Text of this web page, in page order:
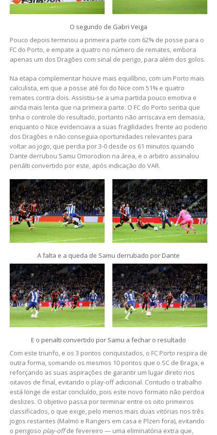
O segundo de Gabri Veiga
Pouco depois terminou a primeira parte com 62% de posse para o
FC do Porto, e empate a quatro no número de remates, embora
apenas um dos Dragões com sinal de perigo, para além dos golos.
Na etapa complementar houve mais equilíbrio, com um Porto mais
calculista, em que a posse até foi do Nice com 51% e quatro
remates contra dois. Assistiu-se a uma partida pouco emotiva e
ainda mais lenta que na primeira parte. O FC do Porto sentia que
tinha o controle do resultado, portanto não arriscava em demasia,
enquanto o Nice evidenciava a suas fragilidades frente ao poderio
dos Dragões e não conseguia oportunidades relevantes para
voltar ao jogo, que perdia por 3-0 desde os 61 minutos quando
Dante derrubou Samu Omorodion na área, e o arbitro assinalou
penálti convertido por este, após indicação do VAR.
A falta e a queda de Samu derrubado por Dante
E o penalti convertido por Samu a fechar o resultado
Com este triunfo, e os 3 pontos conquistados, o FC Porto respira de
outra forma, somando os mesmos 10 pontos que o SC de Braga, e
reforçando as suas aspirações de garantir um lugar direto nos
oitavos de final, evitando o play-off adicional. Contudo o trabalho
está longe de estar concluído, pois este novo formato não perdoa
deslizes. O objetivo passa por terminar entre os oito primeiros
classificados, o que exige, pelo menos mais duas vitórias nos três
jogos restantes (Malmö e Rangers em casa e Plzen fora), evitando
o perigoso play-offde fevereiro — uma eliminatória extra que,